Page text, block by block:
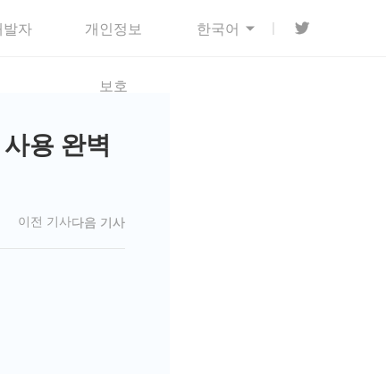
발자 개인정보
보호
한국어 
용 완벽
이전 기사다음 기사